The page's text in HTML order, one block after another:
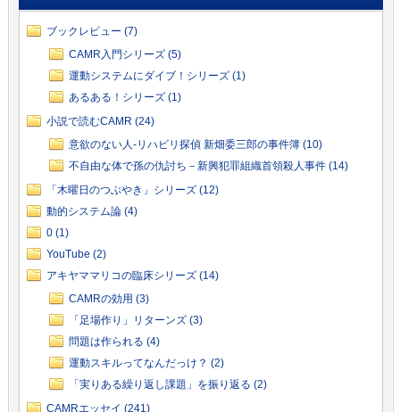
ブックレビュー (7)
CAMR入門シリーズ (5)
運動システムにダイブ！シリーズ (1)
あるある！シリーズ (1)
小説で読むCAMR (24)
意欲のない人-リハビリ探偵 新畑委三郎の事件簿 (10)
不自由な体で孫の仇討ち－新興犯罪組織首領殺人事件 (14)
「木曜日のつぶやき」シリーズ (12)
動的システム論 (4)
0 (1)
YouTube (2)
アキヤママリコの臨床シリーズ (14)
CAMRの効用 (3)
「足場作り」リターンズ (3)
問題は作られる (4)
運動スキルってなんだっけ？ (2)
「実りある繰り返し課題」を振り返る (2)
CAMRエッセイ (241)